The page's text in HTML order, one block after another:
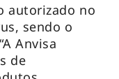
autorizado no
sendo o
Anvisa
de